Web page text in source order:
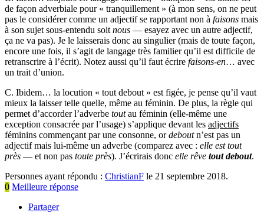
de façon adverbiale pour « tranquillement » (à mon sens, on ne peut
pas le considérer comme un adjectif se rapportant non à faisons mais
à son sujet sous-entendu soit nous — esayez avec un autre adjectif,
ça ne va pas). Je le laisserais donc au singulier (mais de toute façon,
encore une fois, il s’agit de langage très familier qu’il est difficile de
retranscrire à l’écrit). Notez aussi qu’il faut écrire faisons-en… avec
un trait d’union.
C. Ibidem… la locution « tout debout » est figée, je pense qu’il vaut
mieux la laisser telle quelle, même au féminin. De plus, la règle qui
permet d’accorder l’adverbe toutau féminin (elle-même une
exception consacrée par l’usage) s’applique devant les adjectifs
féminins commençant par une consonne, ordeboutn’est pas un
adjectif mais lui-même un adverbe (comparez avec : elle est tout
près — et non pas toute près). J’écrirais donc elle rêve tout debout.
Personnes ayant répondu : ChristianF le 21 septembre 2018.
0 Meilleure réponse
Partager